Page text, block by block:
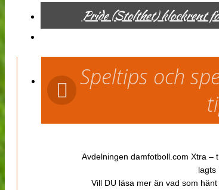
Pride (Stolthet) klockrent
Speltips och
Avdelningen damfotboll.com Xtra –
lagts
Vill DU läsa mer än vad som